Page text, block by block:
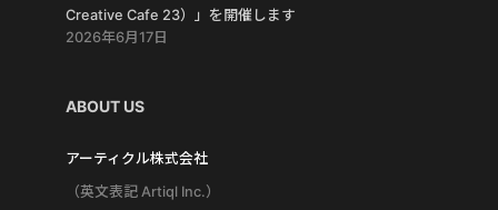
Creative Cafe 23）」を開催します
2026年6月17日
ABOUT US
アーティクル株式会社
（英文表記 Artiql Inc.）